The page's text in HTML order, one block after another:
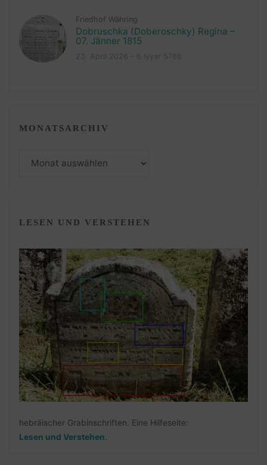
Friedhof Währing
Dobruschka (Doberoschky) Regina –
07. Jänner 1815
MONATSARCHIV
Monatsarchiv
LESEN UND VERSTEHEN
hebräischer Grabinschriften. Eine Hilfeseite:
Lesen und Verstehen.